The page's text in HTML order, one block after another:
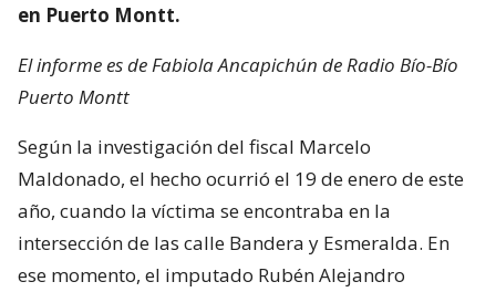
en Puerto Montt.
El informe es de Fabiola Ancapichún de Radio Bío-Bío
Puerto Montt
Según la investigación del fiscal Marcelo
Maldonado, el hecho ocurrió el 19 de enero de este
año, cuando la víctima se encontraba en la
intersección de las calle Bandera y Esmeralda. En
ese momento, el imputado Rubén Alejandro